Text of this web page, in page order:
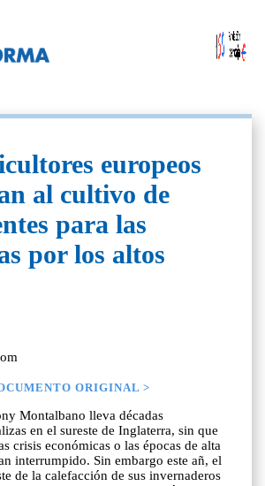
europeos
al cultivo de
para las
por los altos
ORIGINAL >
Montalbano lleva décadas
en el sureste de Inglaterra, sin que
crisis económicas o las épocas de alta
interrumpido. Sin embargo este añ, el
de la calefacción de sus invernaderos